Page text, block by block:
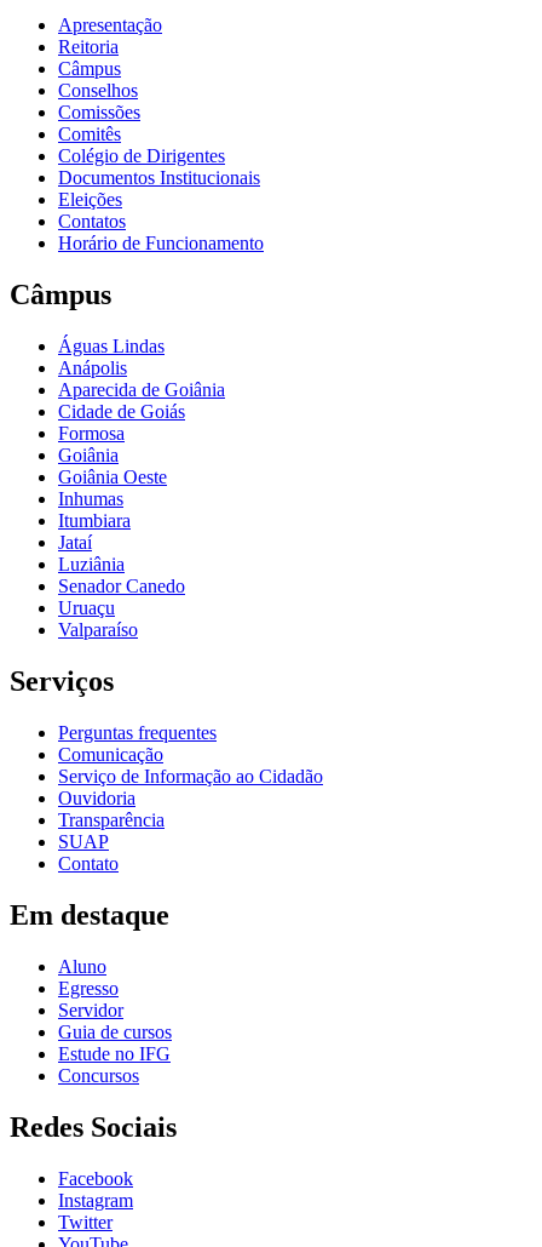
Apresentação
Reitoria
Câmpus
Conselhos
Comissões
Comitês
Colégio de Dirigentes
Documentos Institucionais
Eleições
Contatos
Horário de Funcionamento
Câmpus
Águas Lindas
Anápolis
Aparecida de Goiânia
Cidade de Goiás
Formosa
Goiânia
Goiânia Oeste
Inhumas
Itumbiara
Jataí
Luziânia
Senador Canedo
Uruaçu
Valparaíso
Serviços
Perguntas frequentes
Comunicação
Serviço de Informação ao Cidadão
Ouvidoria
Transparência
SUAP
Contato
Em destaque
Aluno
Egresso
Servidor
Guia de cursos
Estude no IFG
Concursos
Redes Sociais
Facebook
Instagram
Twitter